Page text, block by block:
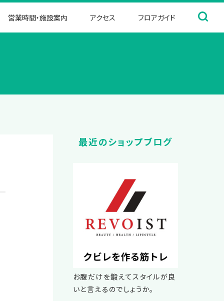
営業時間・施設案内 アクセス フロアガイド
最近のショップブログ
お腹だけを鍛えてスタイルが良
いと言えるのでしょうか。